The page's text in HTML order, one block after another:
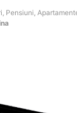
Pensiuni,